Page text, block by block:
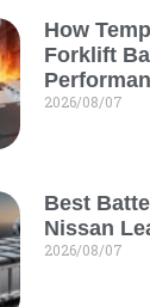
How
Forklift
2026/08/07
Best
Nissan
2026/08/07